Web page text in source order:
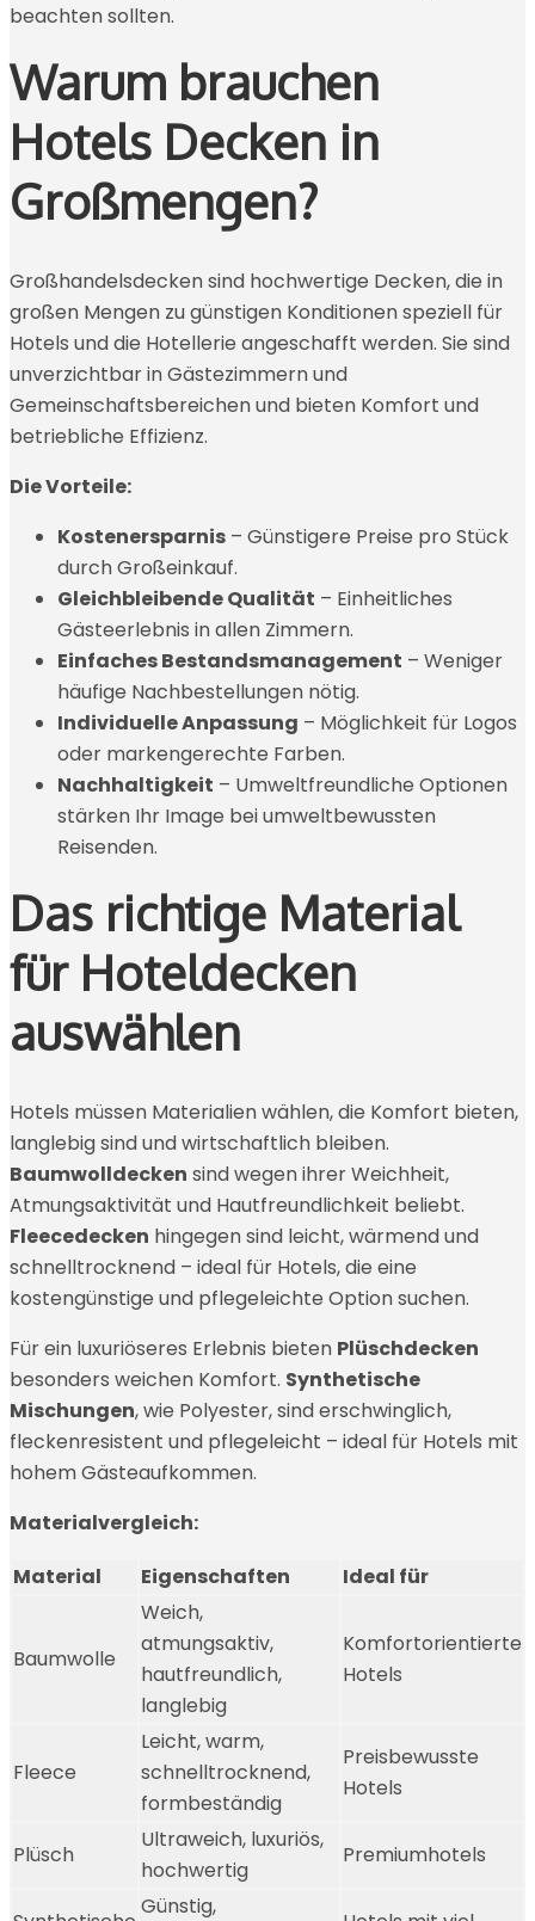
beachten sollten.
Warum brauchen
Hotels Decken in
Großmengen?
Großhandelsdecken sind hochwertige Decken, die in
großen Mengen zu günstigen Konditionen speziell für
Hotels und die Hotellerie angeschafft werden. Sie sind
unverzichtbar in Gästezimmern und
Gemeinschaftsbereichen und bieten Komfort und
betriebliche Effizienz.
Die Vorteile:
Kostenersparnis – Günstigere Preise pro Stück
durch Großeinkauf.
Gleichbleibende Qualität – Einheitliches
Gästeerlebnis in allen Zimmern.
Einfaches Bestandsmanagement – Weniger
häufige Nachbestellungen nötig.
Individuelle Anpassung – Möglichkeit für Logos
oder markengerechte Farben.
Nachhaltigkeit – Umweltfreundliche Optionen
stärken Ihr Image bei umweltbewussten
Reisenden.
Das richtige Material
für Hoteldecken
auswählen
Hotels müssen Materialien wählen, die Komfort bieten,
langlebig sind und wirtschaftlich bleiben.
Baumwolldecken sind wegen ihrer Weichheit,
Atmungsaktivität und Hautfreundlichkeit beliebt.
Fleecedecken hingegen sind leicht, wärmend und
schnelltrocknend – ideal für Hotels, die eine
kostengünstige und pflegeleichte Option suchen.
Für ein luxuriöseres Erlebnis bieten Plüschdecken
besonders weichen Komfort. Synthetische
Mischungen, wie Polyester, sind erschwinglich,
fleckenresistent und pflegeleicht – ideal für Hotels mit
hohem Gästeaufkommen.
Materialvergleich:
Material
Eigenschaften Ideal für
Baumwolle
Weich,
atmungsaktiv,
hautfreundlich,
langlebig
Komfortorientierte
Hotels
Fleece
Leicht, warm,
schnelltrocknend,
formbeständig
Preisbewusste
Hotels
Plüsch
Ultraweich, luxuriös,
hochwertig
Premiumhotels
Günstig,